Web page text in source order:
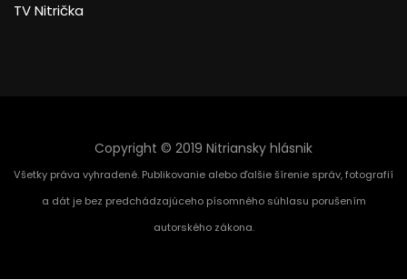
TV Nitrička
Copyright © 2019 Nitriansky hlásnik
Všetky práva vyhradené. Publikovanie alebo ďalšie šírenie správ, fotografií
a dát je bez predchádzajúceho písomného súhlasu porušením
autorského zákona.